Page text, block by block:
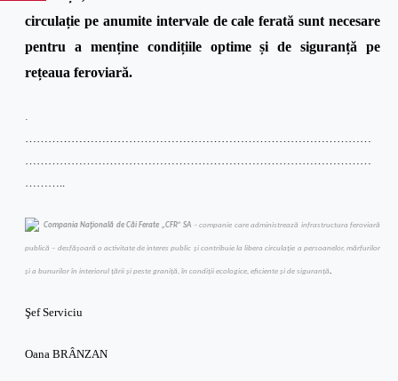
circulație pe anumite intervale de cale ferată sunt necesare
pentru a menține condițiile optime și de siguranță pe
rețeaua feroviară.
Compania Naţională de Căi Ferate „CFR” SA – companie care administrează infrastructura feroviară
publică – desfăşoară o activitate de interes public şi contribuie la libera circulaţie a persoanelor, mărfurilor
şi a bunurilor în interiorul ţării şi peste graniţă, în condiţii ecologice, eficiente şi de siguranţă.
Şef Serviciu
Oana BRÂNZAN